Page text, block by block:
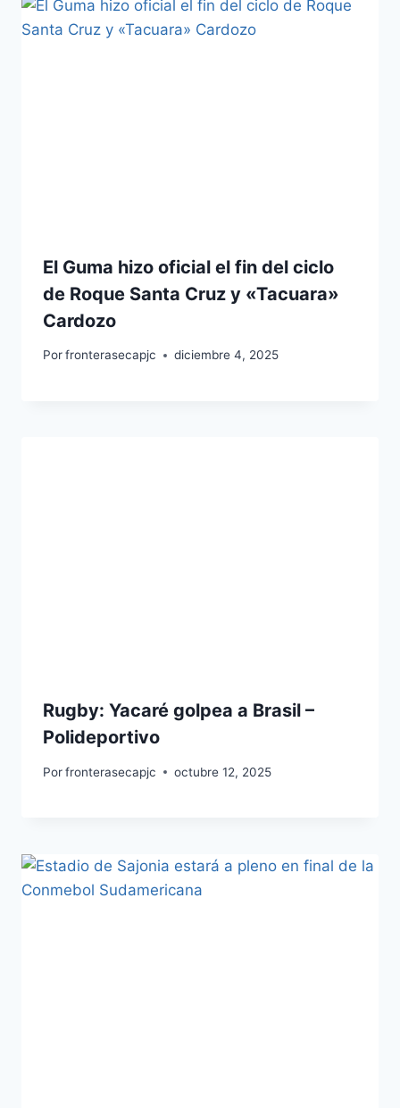
El Guma hizo oficial el fin del ciclo
de Roque Santa Cruz y «Tacuara»
Cardozo
Porfronterasecapjc diciembre 4, 2025
Rugby: Yacaré golpea a Brasil –
Polideportivo
Porfronterasecapjc octubre 12, 2025